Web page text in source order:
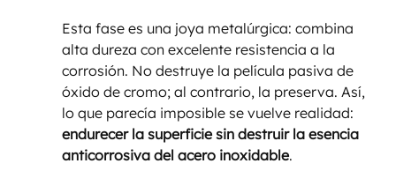
Esta fase es una joya metalúrgica: combina
alta dureza con excelente resistencia a la
corrosión. No destruye la película pasiva de
óxido de cromo; al contrario, la preserva. Así,
lo que parecía imposible se vuelve realidad:
endurecer la superficie sin destruir la esencia
anticorrosiva del acero inoxidable.